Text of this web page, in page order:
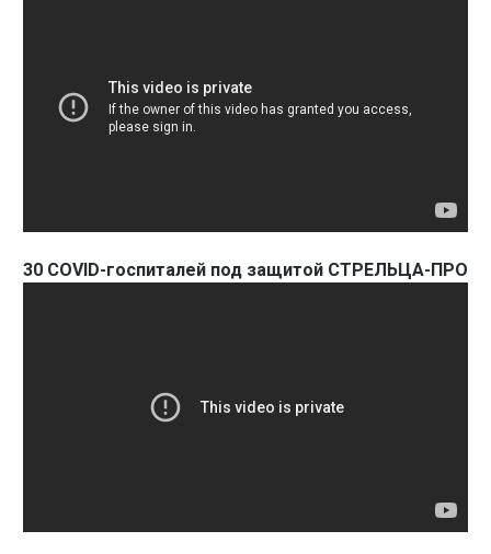
30 COVID-госпиталей под защитой СТРЕЛЬЦА-ПРО